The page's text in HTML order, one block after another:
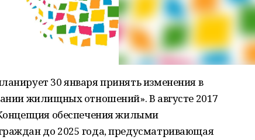
30 января принять изменения в
жилищных отношений». В августе 2017
обеспечения жилыми
до 2025 года, предусматривающая